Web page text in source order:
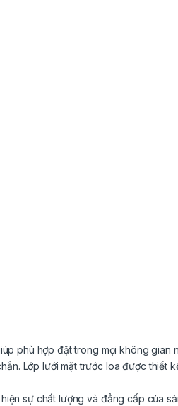
phù hợp đặt trong mọi không gian
Lớp lưới mặt trước loa được thiết
sự chất lượng và đẳng cấp của